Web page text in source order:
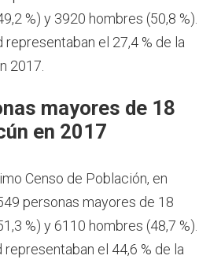
%) y 3920 hombres (50,8 %).
el 27,4 % de la
2017.
mayores de 18
en 2017
Censo de Población, en
personas mayores de 18
%) y 6110 hombres (48,7 %).
el 44,6 % de la